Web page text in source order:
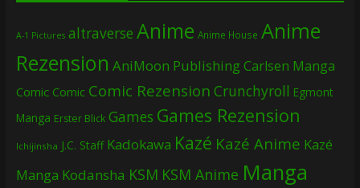
A-1 Pictures altraverse Anime Anime House Anime
Rezension AniMoon PublishingCarlsen Manga
Comic Comic Comic Rezension Crunchyroll Egmont
Manga Erster Blick Games Games Rezension
Ichijinsha J.C. Staff Kadokawa Kazé Kazé Anime Kazé
Manga Kodansha KSM KSM Anime Manga